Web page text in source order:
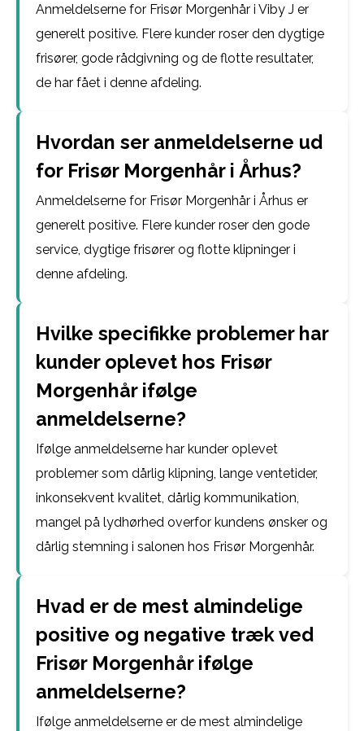
Anmeldelserne for Frisør Morgenhår i Viby J er
generelt positive. Flere kunder roser den dygtige
frisører, gode rådgivning og de flotte resultater,
de har fået i denne afdeling.
Hvordan ser anmeldelserne ud
for Frisør Morgenhår i Århus?
Anmeldelserne for Frisør Morgenhår i Århus er
generelt positive. Flere kunder roser den gode
service, dygtige frisører og flotte klipninger i
denne afdeling.
Hvilke specifikke problemer har
kunder oplevet hos Frisør
Morgenhår ifølge
anmeldelserne?
Ifølge anmeldelserne har kunder oplevet
problemer som dårlig klipning, lange ventetider,
inkonsekvent kvalitet, dårlig kommunikation,
mangel på lydhørhed overfor kundens ønsker og
dårlig stemning i salonen hos Frisør Morgenhår.
Hvad er de mest almindelige
positive og negative træk ved
Frisør Morgenhår ifølge
anmeldelserne?
Ifølge anmeldelserne er de mest almindelige